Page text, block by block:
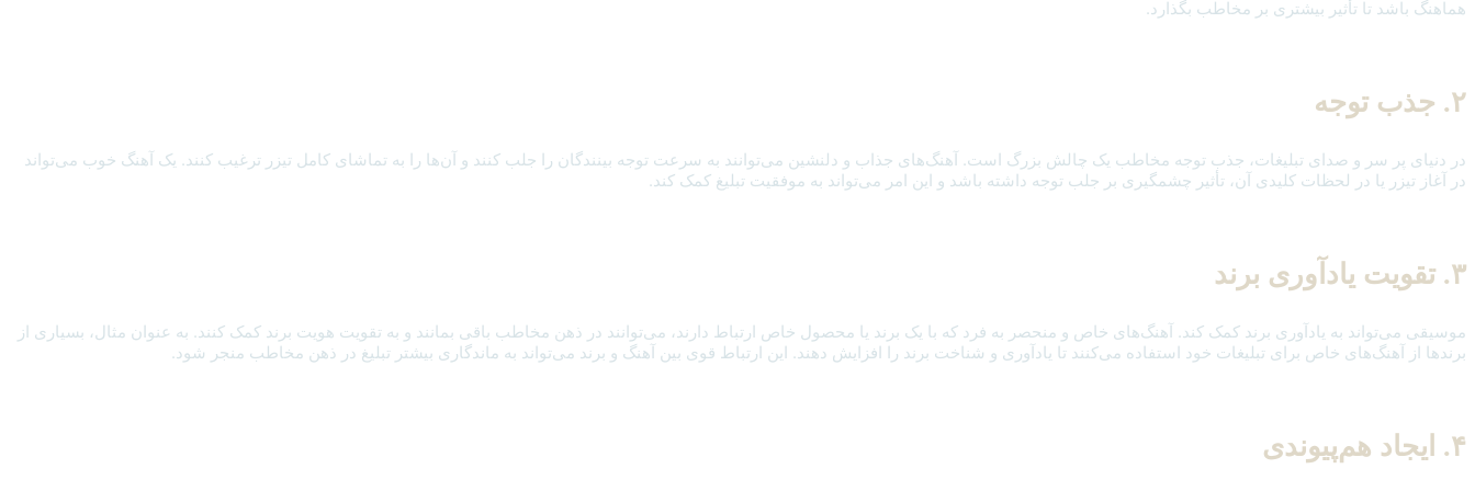
هماهنگ باشد تا تأثیر بیشتری بر مخاطب بگذارد.
۲. جذب توجه
در دنیای پر سر و صدای تبلیغات، جذب توجه مخاطب یک چالش بزرگ است. آهنگ‌های جذاب و دلنشین می‌توانند به سرعت توجه بینندگان را جلب کنند و آن‌ها را به تماشای کامل تیزر ترغیب کنند. یک آهنگ خوب می‌تواند
در آغاز تیزر یا در لحظات کلیدی آن، تأثیر چشمگیری بر جلب توجه داشته باشد و این امر می‌تواند به موفقیت تبلیغ کمک کند.
۳. تقویت یادآوری برند
موسیقی می‌تواند به یادآوری برند کمک کند. آهنگ‌های خاص و منحصر به فرد که با یک برند یا محصول خاص ارتباط دارند، می‌توانند در ذهن مخاطب باقی بمانند و به تقویت هویت برند کمک کنند. به عنوان مثال، بسیاری از
برندها از آهنگ‌های خاص برای تبلیغات خود استفاده می‌کنند تا یادآوری و شناخت برند را افزایش دهند. این ارتباط قوی بین آهنگ و برند می‌تواند به ماندگاری بیشتر تبلیغ در ذهن مخاطب منجر شود.
۴. ایجاد هم‌پیوندی